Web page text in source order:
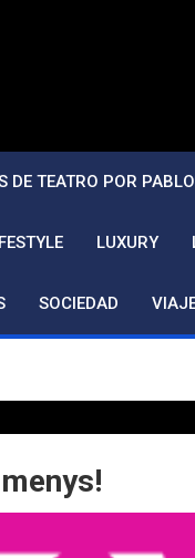
DE TEATRO POR
LUXURY
SOCIEDAD